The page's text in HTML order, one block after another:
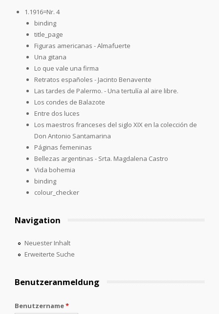
1.1916=Nr. 4
binding
title_page
Figuras americanas - Almafuerte
Una gitana
Lo que vale una firma
Retratos españoles - Jacinto Benavente
Las tardes de Palermo. - Una tertulía al aire libre.
Los condes de Balazote
Entre dos luces
Los maestros franceses del siglo XIX en la colección de
Don Antonio Santamarina
Páginas femeninas
Bellezas argentinas - Srta. Magdalena Castro
Vida bohemia
binding
colour_checker
Navigation
Neuester Inhalt
Erweiterte Suche
Benutzeranmeldung
Benutzername*